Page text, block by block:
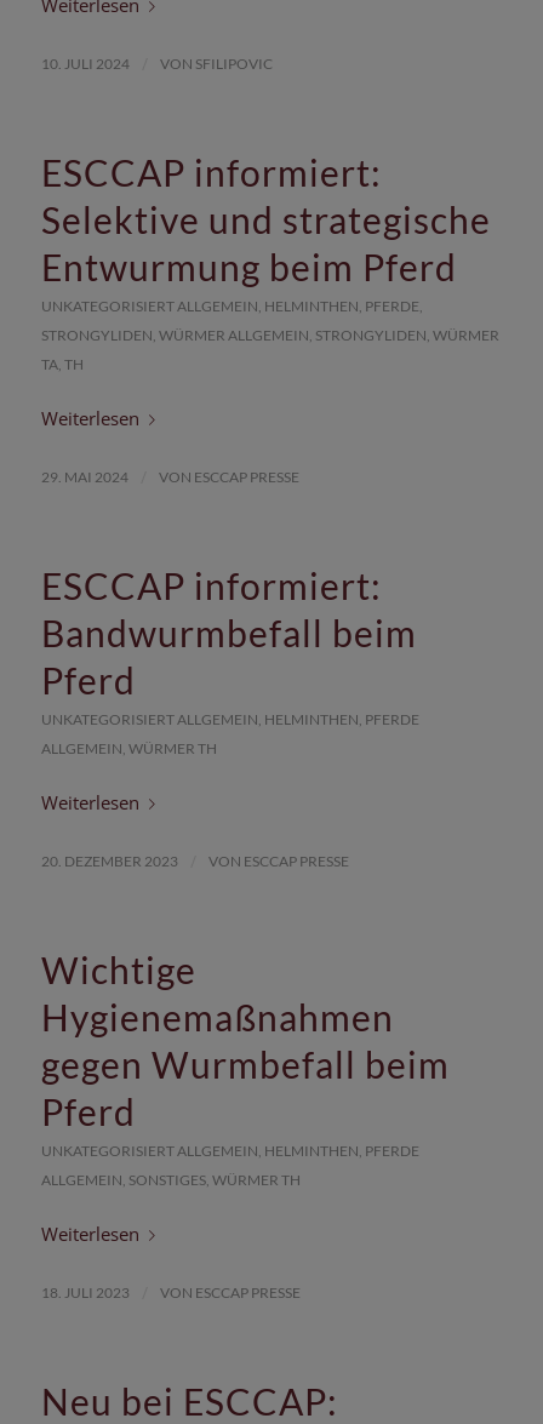
Weiterlesen
10. JULI 2024 VON SFILIPOVIC
ESCCAP informiert:
Selektive und strategische
Entwurmung beim Pferd
UNKATEGORISIERT ALLGEMEIN HELMINTHEN PFERDE
STRONGYLIDEN WÜRMER ALLGEMEIN STRONGYLIDEN WÜRMER
TA, TH
Weiterlesen
29. MAI 2024 VON ESCCAP PRESSE
ESCCAP informiert:
Bandwurmbefall beim
Pferd
UNKATEGORISIERT ALLGEMEIN HELMINTHEN PFERDE
ALLGEMEIN WÜRMER TH
Weiterlesen
20. DEZEMBER 2023 VON ESCCAP PRESSE
Wichtige
Hygienemaßnahmen
gegen Wurmbefall beim
Pferd
UNKATEGORISIERT ALLGEMEIN HELMINTHEN PFERDE
ALLGEMEIN SONSTIGES, WÜRMER TH
Weiterlesen
18. JULI 2023 VON ESCCAP PRESSE
Neu bei ESCCAP: